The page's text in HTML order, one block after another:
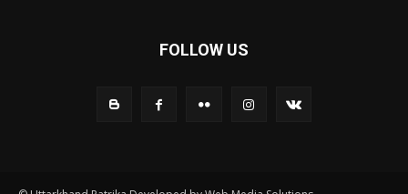
FOLLOW US